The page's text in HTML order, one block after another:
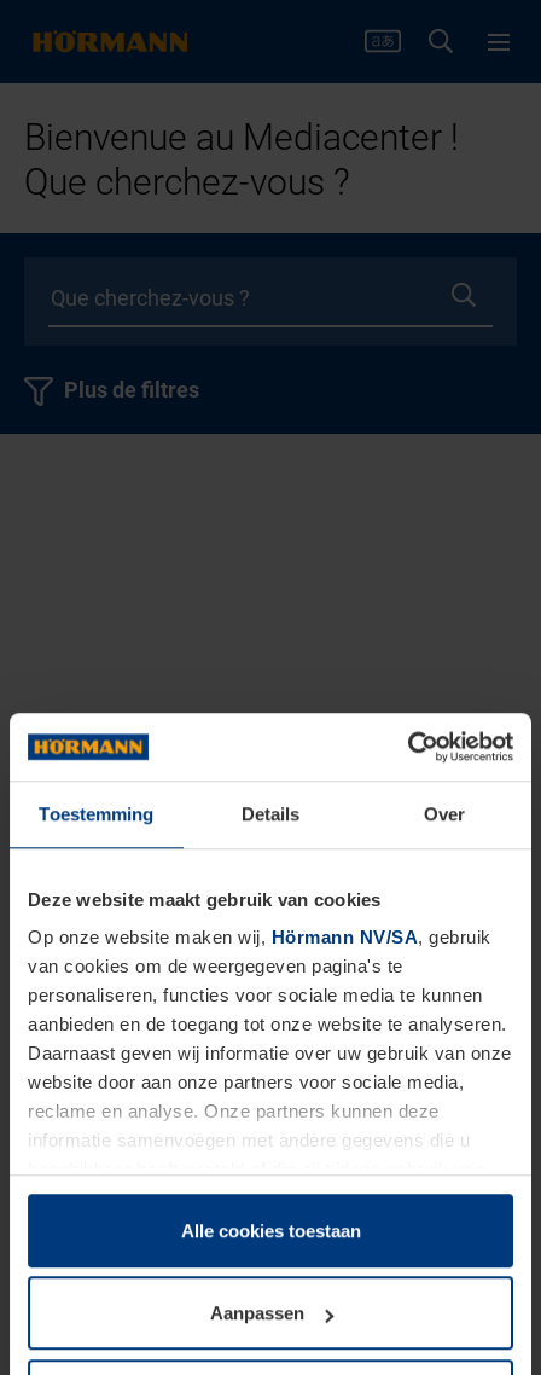
Toestemming Details Over
Deze website maakt gebruik van cookies
Op onze website maken wij, Hörmann NV/SA, gebruik
van cookies om de weergegeven pagina's te
personaliseren, functies voor sociale media te kunnen
aanbieden en de toegang tot onze website te analyseren.
Daarnaast geven wij informatie over uw gebruik van onze
website door aan onze partners voor sociale media,
reclame en analyse. Onze partners kunnen deze
informatie samenvoegen met andere gegevens die u
hun diensten hebben verzameld.
Juridisch hebben wij het recht om cookies op uw
van deze pagina's absoluut vereist is. Voor alle andere
soorten cookies is uw toestemming benodigd. Uw
toestemming kunt u op elk moment bij de uitleg van de
Alle cookies toestaan
Aanpassen
Bienvenue au Mediacenter !
Que cherchez-vous ?
Plus de filtres